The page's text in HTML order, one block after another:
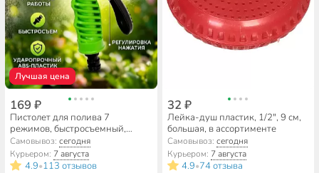
Лучшая цена
169 ₽
Пистолет для полива 7
режимов, быстросъемный,
Grandy, js-9137
Самовывоз:сегодня
Курьером: 7 августа
4.9•113 отзывов
32 ₽
Лейка-душ пластик, 1/2", 9 см,
большая, в ассортименте
Самовывоз: сегодня
Курьером: 7 августа
4.9•74 отзыва